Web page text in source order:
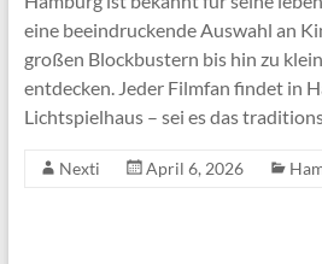
eine beeindruckende Auswahl an
großen Blockbustern bis hin zu
entdecken. Jeder Filmfan findet in
Lichtspielhaus – sei es das
Nexti April 6, 2026